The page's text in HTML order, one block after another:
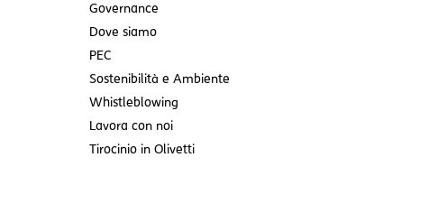
Governance
Dove siamo
PEC
Sostenibilità e Ambiente
Whistleblowing
Lavora con noi
Tirocinio in Olivetti